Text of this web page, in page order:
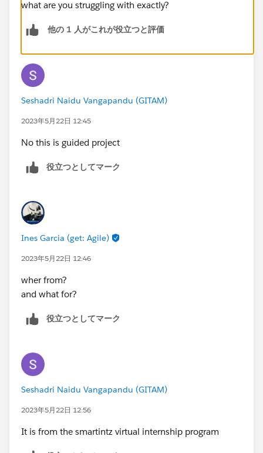
what are you struggling with exactly?
他の 1 人がこれが役立つと評価
Seshadri Naidu Vangapandu (GITAM)
2023年5月22日 12:45
No this is guided project
役立つとしてマーク
Ines Garcia (get: Agile)
2023年5月22日 12:46
wher from?
and what for?
役立つとしてマーク
Seshadri Naidu Vangapandu (GITAM)
2023年5月22日 12:56
It is from the smartintz virtual internship program